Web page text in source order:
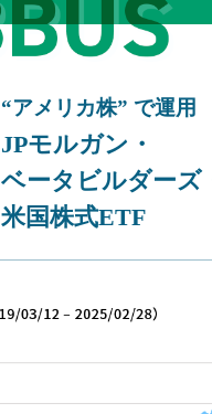
“アメリカ株” で運用
JPモルガン・
ベータビルダーズ
米国株式ETF